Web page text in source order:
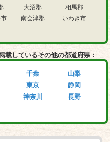
大沼郡
南会津郡
相馬郡
いわき市
載しているその他の都道府県：
千葉
東京
神奈川
山梨
静岡
長野